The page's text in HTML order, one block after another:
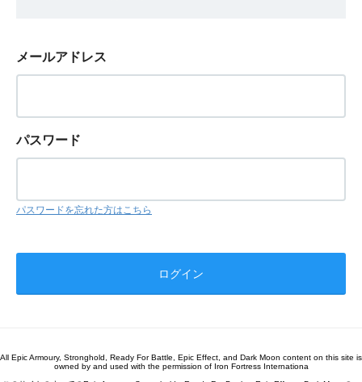
メールアドレス
パスワード
パスワードを忘れた方はこちら
All Epic Armoury, Stronghold, Ready For Battle, Epic Effect, and Dark Moon content on this site is
owned by and used with the permission of Iron Fortress Internationa